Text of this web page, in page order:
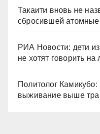
Такаити вновь не
сбросившей
РИА Новости: дети
не хотят говорить
Политолог
выживание выше